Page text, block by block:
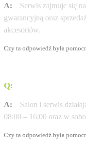
A:
Serwis zajmuje się
gwarancyjną oraz
akcesoriów.
Czy ta odpowiedź była
Q:
A:
Salon i serwis
08:00 – 16:00 oraz w
Czy ta odpowiedź była